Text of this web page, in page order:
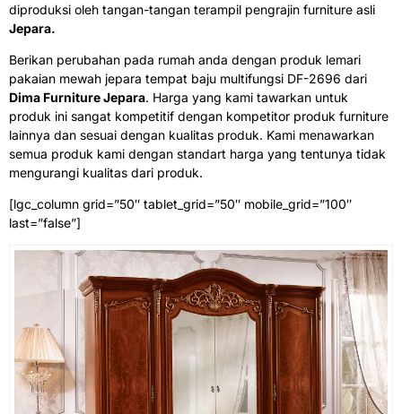
diproduksi oleh tangan-tangan terampil pengrajin furniture asli
Jepara.
Berikan perubahan pada rumah anda dengan produk lemari
pakaian mewah jepara tempat baju multifungsi DF-2696 dari
Dima Furniture Jepara. Harga yang kami tawarkan untuk
produk ini sangat kompetitif dengan kompetitor produk furniture
lainnya dan sesuai dengan kualitas produk. Kami menawarkan
semua produk kami dengan standart harga yang tentunya tidak
mengurangi kualitas dari produk.
[lgc_column grid=”50″ tablet_grid=”50″ mobile_grid=”100″
last=”false”]